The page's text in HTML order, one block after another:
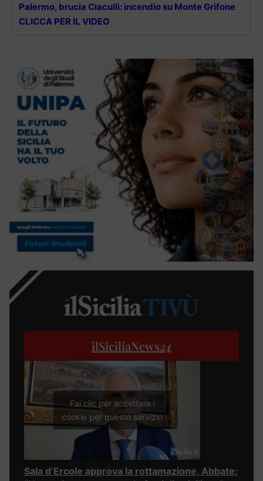
Palermo, brucia Ciaculli: incendio su Monte Grifone
CLICCA PER IL VIDEO
ilSiciliaNews24
Fai clic per accettare i
cookie per questo servizio
Sala d’Ercole approva la rottamazione, Abbate: